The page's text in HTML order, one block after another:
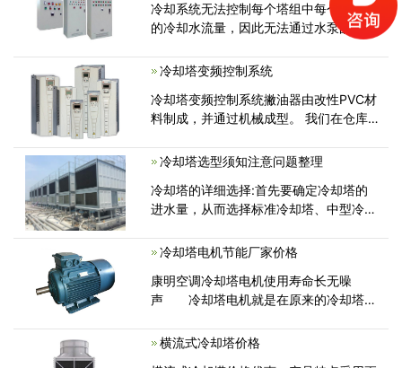
冷却系统无法控制每个塔组中每个冷却塔
的冷却水流量，因此无法通过水泵的变频
冷却塔变频控制系统
冷却塔变频控制系统撇油器由改性PVC材
料制成，并通过机械成型。 我们在仓库
冷却塔选型须知注意问题整理
冷却塔的详细选择:首先要确定冷却塔的
进水量，从而选择标准冷却塔、中型冷却
冷却塔电机节能厂家价格
康明空调冷却塔电机使用寿命长无噪
声 冷却塔电机就是在原来的冷却塔基
横流式冷却塔价格